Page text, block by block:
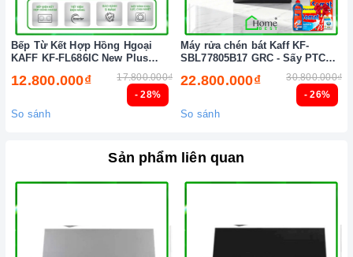
chữa thiết bị nhà bếp cao cấp
- 28%
Bếp Từ Kết Hợp Hồng Hgoại
KAFF KF-FL686IC New Plus
12.800.000₫ 17.800.000₫
So sánh
- 26%
Máy rửa chén bát Kaff KF-
SBL77805B17 GRC - Sấy PTC
22.800.000₫ 30.800.000₫
So sánh
Sản phẩm liên quan